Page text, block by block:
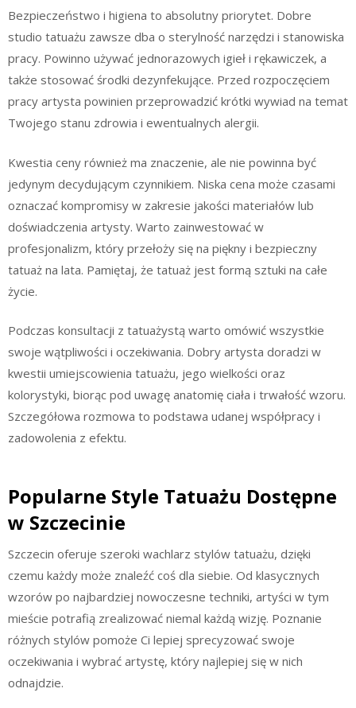
Bezpieczeństwo i higiena to absolutny priorytet. Dobre
studio tatuażu zawsze dba o sterylność narzędzi i stanowiska
pracy. Powinno używać jednorazowych igieł i rękawiczek, a
także stosować środki dezynfekujące. Przed rozpoczęciem
pracy artysta powinien przeprowadzić krótki wywiad na temat
Twojego stanu zdrowia i ewentualnych alergii.
Kwestia ceny również ma znaczenie, ale nie powinna być
jedynym decydującym czynnikiem. Niska cena może czasami
oznaczać kompromisy w zakresie jakości materiałów lub
doświadczenia artysty. Warto zainwestować w
profesjonalizm, który przełoży się na piękny i bezpieczny
tatuaż na lata. Pamiętaj, że tatuaż jest formą sztuki na całe
życie.
Podczas konsultacji z tatuażystą warto omówić wszystkie
swoje wątpliwości i oczekiwania. Dobry artysta doradzi w
kwestii umiejscowienia tatuażu, jego wielkości oraz
kolorystyki, biorąc pod uwagę anatomię ciała i trwałość wzoru.
Szczegółowa rozmowa to podstawa udanej współpracy i
zadowolenia z efektu.
Popularne Style Tatuażu Dostępne
w Szczecinie
Szczecin oferuje szeroki wachlarz stylów tatuażu, dzięki
czemu każdy może znaleźć coś dla siebie. Od klasycznych
wzorów po najbardziej nowoczesne techniki, artyści w tym
mieście potrafią zrealizować niemal każdą wizję. Poznanie
różnych stylów pomoże Ci lepiej sprecyzować swoje
oczekiwania i wybrać artystę, który najlepiej się w nich
odnajdzie.